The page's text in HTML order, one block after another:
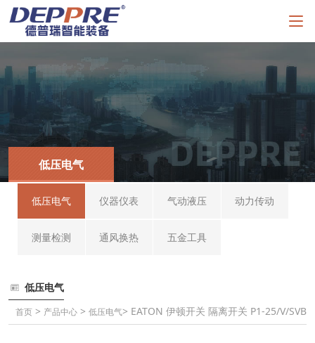
低压电气
低压电气 仪器仪表 气动液压 动力传动
测量检测 通风换热 五金工具
低压电气
首页 > 产品中心 > 低压电气> EATON 伊顿开关 隔离开关 P1-25/V/SVB